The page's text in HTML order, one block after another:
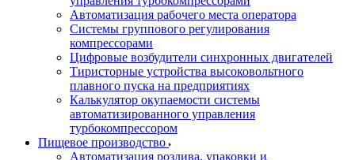
Автоматизация рабочего места оператора
Системы группового регулирования
компрессорами
Цифровые возбудители синхронных двигателей
Тиристорные устройства высоковольтного
плавного пуска на предприятиях
Калькулятор окупаемости системы
автоматизированного управления
турбокомпрессором
Пищевое производство
Автоматизация розлива, упаковки и